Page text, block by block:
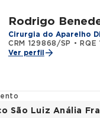
Rodrigo
Cirurgia do Aparelho
CRM 129868/SP
•
Ver perfil
São Luiz Anália